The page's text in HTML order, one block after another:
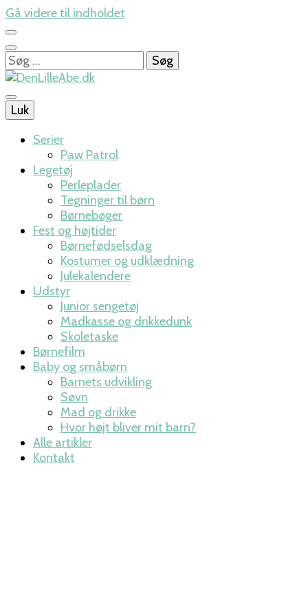
Gå videre til indholdet
Søg
efter:
DenLilleAbe.dk
Luk
Serier
Paw Patrol
Legetøj
Perleplader
Tegninger til børn
Børnebøger
Fest og højtider
Børnefødselsdag
Kostumer og udklædning
Julekalendere
Udstyr
Junior sengetøj
Madkasse og drikkedunk
Skoletaske
Børnefilm
Baby og småbørn
Barnets udvikling
Søvn
Mad og drikke
Hvor højt bliver mit barn?
Alle artikler
Kontakt